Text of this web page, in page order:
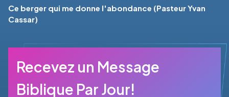
Ce berger qui me donne l'abondance (Pasteur Yvan
Cassar)
Recevez un Message
Biblique Par Jour!